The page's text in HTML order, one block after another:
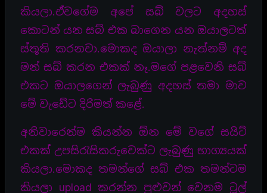
කියලා.ඒවගේම අපේ සබ් වලට අදහස්
කොටන් යන සබ් එක බාගෙන යන ඔයාලටත්
ස්තූති කරනවා.මොකද ඔයාලා නැත්නම් අද
මන් සබ් කරන එකක් නෑ.මගේ පළවෙනි සබ්
එකට ඔයාලගෙන් ලැබුණු අදහස් තමා මාව
මේ වැඩේට දිරිමත් කළේ.
අනිවාරෙන්ම කියන්න ඕන මේ වගේ සයිට්
එකක් උපසිරැසිකරුවෙක්ට ලැබුණු භාග්‍යයක්
කියලා.මොකද තමන්ගේ සබ් එක තමන්ටම
කියලා upload කරන්න පුළුවන් වෙනම ටූල්